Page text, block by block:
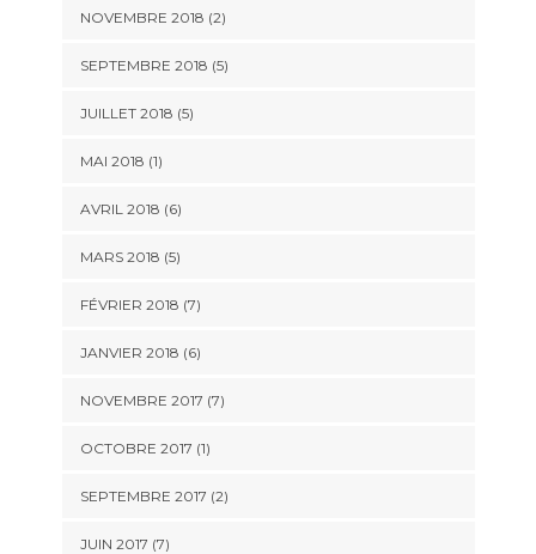
NOVEMBRE 2018 (2)
SEPTEMBRE 2018 (5)
JUILLET 2018 (5)
MAI 2018 (1)
AVRIL 2018 (6)
MARS 2018 (5)
FÉVRIER 2018 (7)
JANVIER 2018 (6)
NOVEMBRE 2017 (7)
OCTOBRE 2017 (1)
SEPTEMBRE 2017 (2)
JUIN 2017 (7)